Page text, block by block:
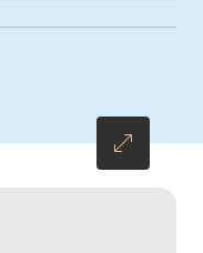
fahren
des Pazifiks.
und
erfrischt und
an.